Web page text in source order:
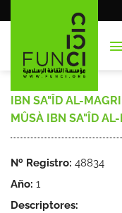
al
IBN SA"ÎD AL-
MÛSÀ IBN SA"ÎD
Nº Registro: 48834
Año: 1
Descriptores: